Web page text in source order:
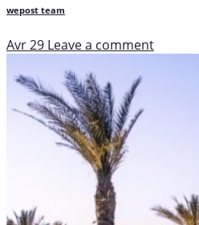
wepost team
Avr 29 Leave a comment